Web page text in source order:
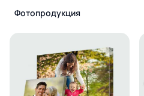
Фотопродукция